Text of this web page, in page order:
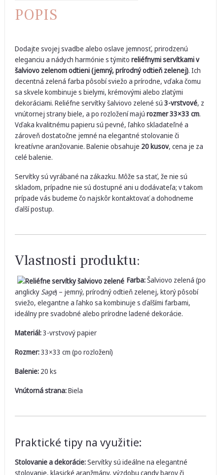
POPIS
Dodajte svojej svadbe alebo oslave jemnosť, prirodzenú
eleganciu a nádych harmónie s týmito reliéfnymi servítkami v
šalviovo zelenom odtieni (jemný, prírodný odtieň zelenej). Ich
decentná zelená farba pôsobí sviežo a prírodne, vďaka čomu
sa skvele kombinuje s bielymi, krémovými alebo zlatými
dekoráciami. Reliéfne servítky šalviovo zelené sú 3-vrstvové, z
vnútornej strany biele, a po rozložení majú rozmer 33×33 cm.
Vďaka kvalitnému papieru sú pevné, ľahko skladateľné a
zároveň dostatočne jemné na elegantné stolovanie či
kreatívne aranžovanie. Balenie obsahuje 20 kusov, cena je za
celé balenie.
Servítky sú vyrábané na zákazku. Môže sa stať, že nie sú
skladom, prípadne nie sú dostupné ani u dodávateľa; v takom
prípade vás budeme čo najskôr kontaktovať a dohodneme
ďalší postup.
Vlastnosti produktu:
Farba:Šalviovo zelená (po
anglicky Sage) – jemný, prírodný odtieň zelenej, ktorý pôsobí
sviežo, elegantne a ľahko sa kombinuje s ďalšími farbami,
ideálny pre svadobné alebo prírodne ladené dekorácie.
Materiál:3-vrstvový papier
Rozmer:33×33 cm (po rozložení)
Balenie:20 ks
Vnútorná strana:Biela
Praktické tipy na využitie:
Stolovanie a dekorácie:Servítky sú ideálne na elegantné
stolovanie, klasické aranžmány, výzdobu candy barov či